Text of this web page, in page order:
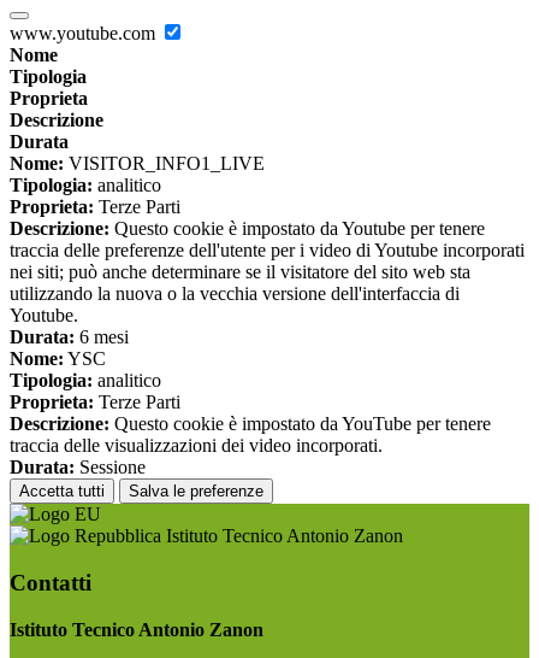
www.youtube.com
Nome
Tipologia
Proprieta
Descrizione
Durata
Nome: VISITOR_INFO1_LIVE
Tipologia: analitico
Proprieta: Terze Parti
Descrizione: Questo cookie è impostato da Youtube per tenere
traccia delle preferenze dell'utente per i video di Youtube incorporati
nei siti; può anche determinare se il visitatore del sito web sta
utilizzando la nuova o la vecchia versione dell'interfaccia di
Youtube.
Durata: 6 mesi
Nome: YSC
Tipologia: analitico
Proprieta: Terze Parti
Descrizione: Questo cookie è impostato da YouTube per tenere
traccia delle visualizzazioni dei video incorporati.
Durata: Sessione
Accetta tutti Salva le preferenze
Istituto Tecnico Antonio Zanon
Contatti
Istituto Tecnico Antonio Zanon